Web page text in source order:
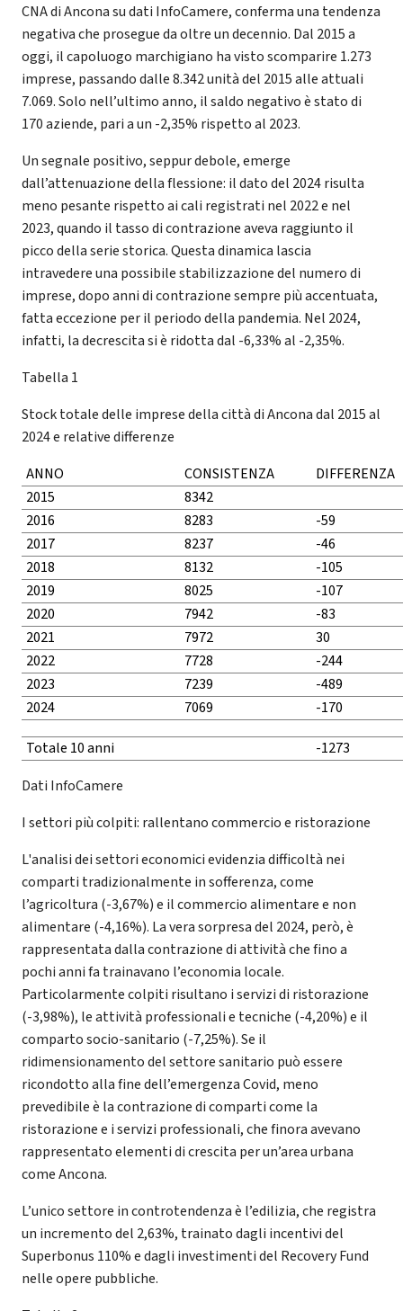
CNA di Ancona su dati InfoCamere, conferma una tendenza
negativa che prosegue da oltre un decennio. Dal 2015 a
oggi, il capoluogo marchigiano ha visto scomparire 1.273
imprese, passando dalle 8.342 unità del 2015 alle attuali
7.069. Solo nell’ultimo anno, il saldo negativo è stato di
170 aziende, pari a un -2,35% rispetto al 2023.
Un segnale positivo, seppur debole, emerge
dall’attenuazione della flessione: il dato del 2024 risulta
meno pesante rispetto ai cali registrati nel 2022 e nel
2023, quando il tasso di contrazione aveva raggiunto il
picco della serie storica. Questa dinamica lascia
intravedere una possibile stabilizzazione del numero di
imprese, dopo anni di contrazione sempre più accentuata,
fatta eccezione per il periodo della pandemia. Nel 2024,
infatti, la decrescita si è ridotta dal -6,33% al -2,35%.
Tabella 1
Stock totale delle imprese della città di Ancona dal 2015 al
2024 e relative differenze
ANNO
CONSISTENZA
DIFFERENZA
2015
8342
2016
8283
-59
2017
8237
-46
2018
8132
-105
2019
8025
-107
2020
7942
-83
2021
7972
30
2022
7728
-244
2023
7239
-489
2024
7069 -170
Totale 10 anni
-1273
Dati InfoCamere
I settori più colpiti: rallentano commercio e ristorazione
L'analisi dei settori economici evidenzia difficoltà nei
comparti tradizionalmente in sofferenza, come
l’agricoltura (-3,67%) e il commercio alimentare e non
alimentare (-4,16%). La vera sorpresa del 2024, però, è
rappresentata dalla contrazione di attività che fino a
pochi anni fa trainavano l’economia locale.
Particolarmente colpiti risultano i servizi di ristorazione
(-3,98%), le attività professionali e tecniche (-4,20%) e il
comparto socio-sanitario (-7,25%). Se il
ridimensionamento del settore sanitario può essere
ricondotto alla fine dell’emergenza Covid, meno
prevedibile è la contrazione di comparti come la
ristorazione e i servizi professionali, che finora avevano
rappresentato elementi di crescita per un’area urbana
come Ancona.
L’unico settore in controtendenza è l’edilizia, che registra
un incremento del 2,63%, trainato dagli incentivi del
Superbonus 110% e dagli investimenti del Recovery Fund
nelle opere pubbliche.